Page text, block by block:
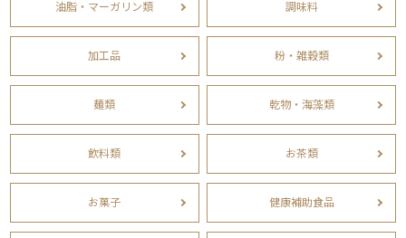
油脂・マーガリン類 調味料
加工品 粉・雑穀類
麺類 乾物・海藻類
飲料類 お茶類
お菓子 健康補助食品